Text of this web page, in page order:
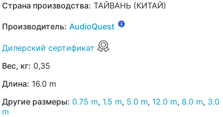
Страна производства: ТАЙВАНЬ (КИТАЙ)
Производитель: AudioQuest
Дилерский сертификат
Вес, кг: 0,35
Длина: 16.0 m
Другие размеры: 0.75 m, 1.5 m, 5.0 m, 12.0 m, 8.0 m, 3.0
m